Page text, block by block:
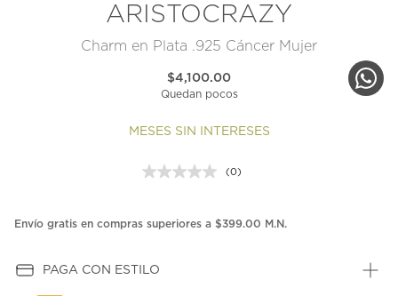
ARISTOCRAZY
Charm en Plata .925 Cáncer Mujer
$4,100.00
Quedan pocos
MESES SIN INTERESES
Sin
en
(0)
Envío gratis en compras superiores a $399.00 M.N.
PAGA CON ESTILO